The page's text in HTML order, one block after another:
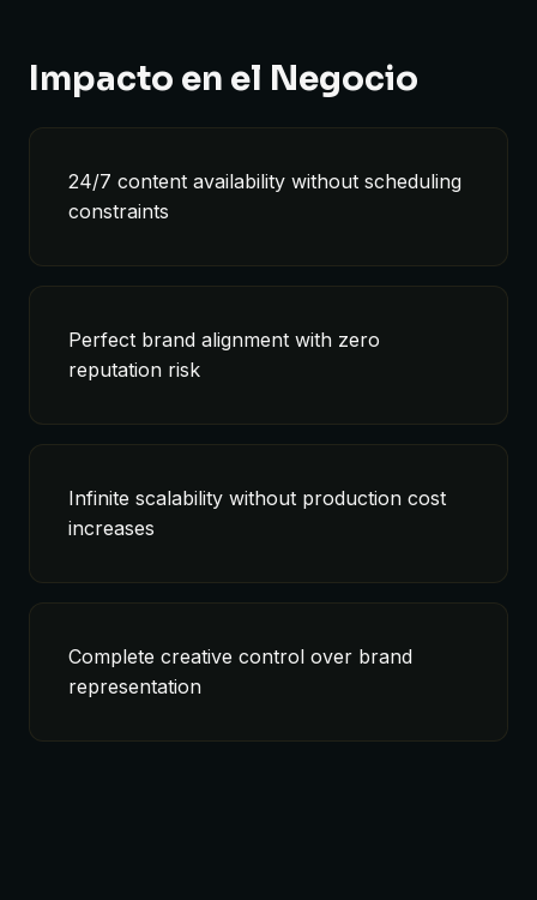
Impacto en el Negocio
24/7 content availability without scheduling
constraints
Perfect brand alignment with zero
reputation risk
Infinite scalability without production cost
increases
Complete creative control over brand
representation